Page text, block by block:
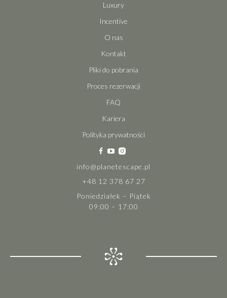
Luxury
Incentive
O nas
Kontakt
Pliki do pobrania
Proces rezerwacji
FAQ
Kariera
Polityka prywatności
info@planetescape.pl
+48 12 378 67 27
Poniedziałek – Piątek
09:00 – 17:00